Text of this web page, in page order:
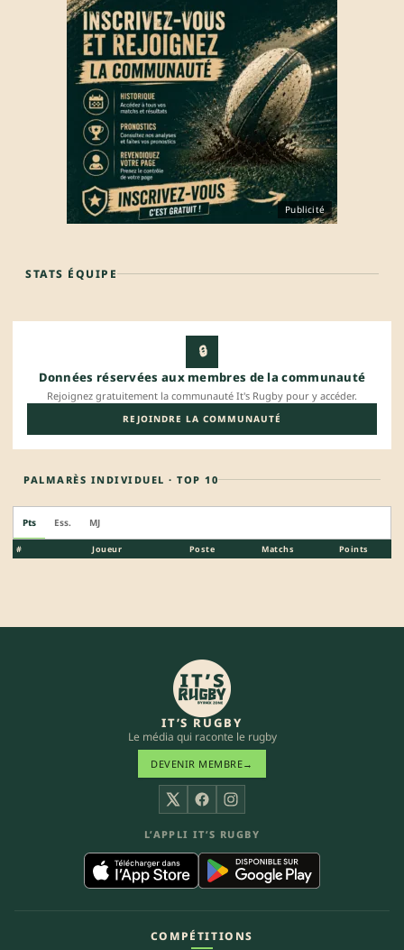
Publicité
STATS ÉQUIPE
🔒
Données réservées aux membres de la communauté
Rejoignez gratuitement la communauté It's Rugby pour y accéder.
REJOINDRE LA COMMUNAUTÉ
PALMARÈS INDIVIDUEL · TOP 10
Pts Ess. MJ
# Joueur Poste Matchs Points
IT’S RUGBY
Le média qui raconte le rugby
DEVENIR MEMBRE→
X FacebookInstagram
L’APPLI IT’S RUGBY
COMPÉTITIONS